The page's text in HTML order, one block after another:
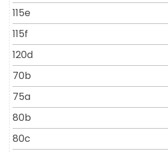
115e
115f
120d
70b
75a
80b
80c